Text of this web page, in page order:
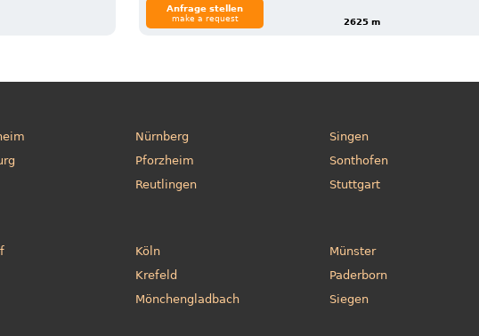
2625 m
Anfrage stellen
make a request
Nürnberg
Pforzheim
Reutlingen
Singen
Sonthofen
Stuttgart
Köln
Krefeld
Mönchengladbach
Münster
Paderborn
Siegen